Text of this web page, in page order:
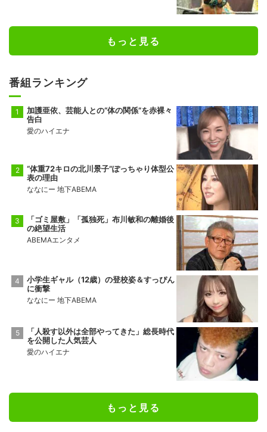
もっと見る
番組ランキング
加護亜依、芸能人との“体の関係”を赤裸々
告白
愛のハイエナ
“体重72キロの北川景子”ぽっちゃり体型公
表の理由
ななにー 地下ABEMA
「ゴミ屋敷」「孤独死」布川敏和の離婚後
の絶望生活
ABEMAエンタメ
小学生ギャル（12歳）の登校姿＆すっぴん
に衝撃
ななにー 地下ABEMA
「人殺す以外は全部やってきた」総長時代
を公開した人気芸人
愛のハイエナ
もっと見る